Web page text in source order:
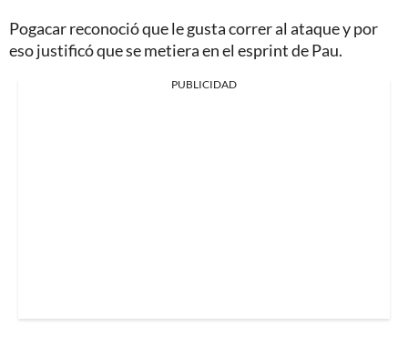
Pogacar reconoció que le gusta correr al ataque y por
eso justificó que se metiera en el esprint de Pau.
PUBLICIDAD